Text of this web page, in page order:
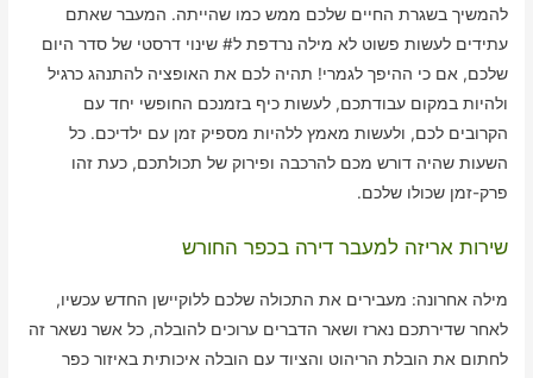
להמשיך בשגרת החיים שלכם ממש כמו שהייתה. המעבר שאתם
עתידים לעשות פשוט לא מילה נרדפת ל# שינוי דרסטי של סדר היום
שלכם, אם כי ההיפך לגמרי! תהיה לכם את האופציה להתנהג כרגיל
ולהיות במקום עבודתכם, לעשות כיף בזמנכם החופשי יחד עם
הקרובים לכם, ולעשות מאמץ ללהיות מספיק זמן עם ילדיכם. כל
השעות שהיה דורש מכם להרכבה ופירוק של תכולתכם, כעת זהו
פרק-זמן שכולו שלכם.
שירות אריזה למעבר דירה בכפר החורש
מילה אחרונה: מעבירים את התכולה שלכם ללוקיישן החדש עכשיו,
לאחר שדירתכם נארז ושאר הדברים ערוכים להובלה, כל אשר נשאר זה
לחתום את הובלת הריהוט והציוד עם הובלה איכותית באיזור כפר